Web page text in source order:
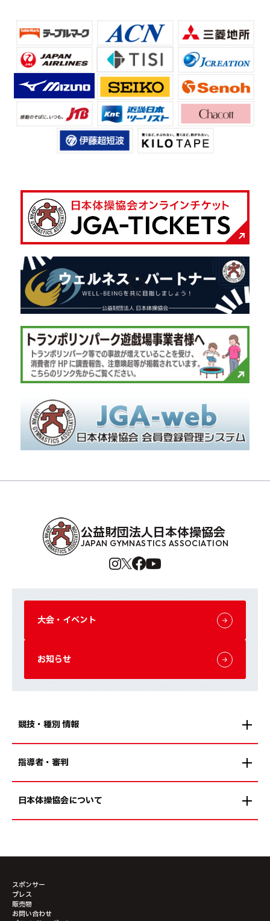
公益財団法人日本体操協会
JAPAN GYMNASTICS ASSOCIATION
大会・イベント
お知らせ
競技・種別 情報
指導者・審判
日本体操協会について
スポンサー
プレス
販売物
お問い合わせ